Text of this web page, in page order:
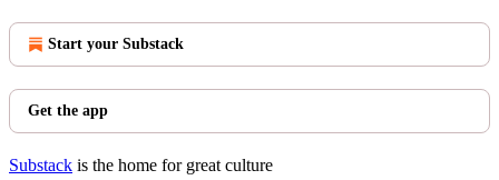
Start your Substack
Get the app
Substack is the home for great culture